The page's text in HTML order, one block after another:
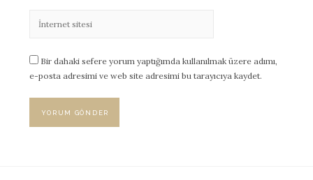
Bir dahaki sefere yorum yaptığımda kullanılmak üzere adımı,
e-posta adresimi ve web site adresimi bu tarayıcıya kaydet.